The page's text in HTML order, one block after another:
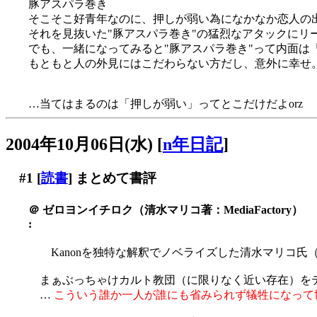
豚アスパラ巻き
そこそこ好青年なのに、押しが弱い為になかなか恋人
それを見抜いた"豚アスパラ巻き"の猛烈なアタックにリ
でも、一緒になってみると"豚アスパラ巻き"って内面は
もともと人の外見にはこだわらない方だし、意外に幸せ
…当てはまるのは「押しが弱い」ってとこだけだよorz
2004年10月06日(水) [n年日記]
#1 [読書] まとめて書評
＠ ゼロヨンイチロク（清水マリコ著：MediaFactory）
:
Kanonを独特な解釈でノベライズした清水マリコ氏
まぁぶっちゃけカルト教団（に限りなく近い存在）
… こういう誰か一人が誰にも省みられず犠牲になっ